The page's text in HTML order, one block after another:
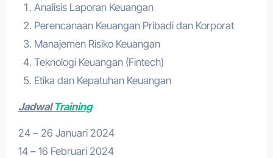
Analisis Laporan Keuangan
Perencanaan Keuangan Pribadi dan Korporat
Manajemen Risiko Keuangan
Teknologi Keuangan (Fintech)
Etika dan Kepatuhan Keuangan
JadwalTraining
24 – 26 Januari 2024
14 – 16 Februari 2024